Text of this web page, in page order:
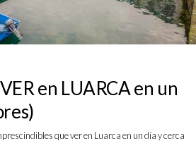
en LUARCA en un
que ver en Luarca en un día y cerca